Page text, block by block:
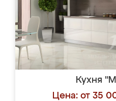
Кухня
Цена: от 35